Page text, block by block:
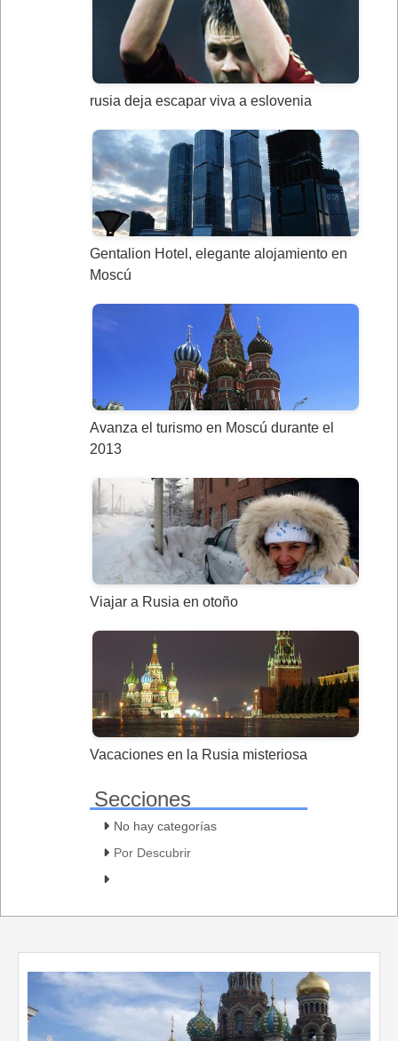
rusia deja escapar viva a eslovenia
Gentalion Hotel, elegante alojamiento en
Moscú
Avanza el turismo en Moscú durante el
2013
Viajar a Rusia en otoño
Vacaciones en la Rusia misteriosa
Secciones
No hay categorías
Por Descubrir